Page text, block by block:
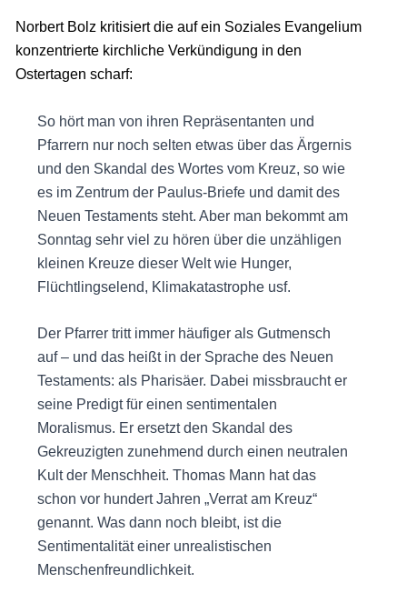
Norbert Bolz kritisiert die auf ein Soziales Evangelium
konzentrierte kirchliche Verkündigung in den
Ostertagen scharf:
So hört man von ihren Repräsentanten und
Pfarrern nur noch selten etwas über das Ärgernis
und den Skandal des Wortes vom Kreuz, so wie
es im Zentrum der Paulus-Briefe und damit des
Neuen Testaments steht. Aber man bekommt am
Sonntag sehr viel zu hören über die unzähligen
kleinen Kreuze dieser Welt wie Hunger,
Flüchtlingselend, Klimakatastrophe usf.
Der Pfarrer tritt immer häufiger als Gutmensch
auf – und das heißt in der Sprache des Neuen
Testaments: als Pharisäer. Dabei missbraucht er
seine Predigt für einen sentimentalen
Moralismus. Er ersetzt den Skandal des
Gekreuzigten zunehmend durch einen neutralen
Kult der Menschheit. Thomas Mann hat das
schon vor hundert Jahren „Verrat am Kreuz“
genannt. Was dann noch bleibt, ist die
Sentimentalität einer unrealistischen
Menschenfreundlichkeit.